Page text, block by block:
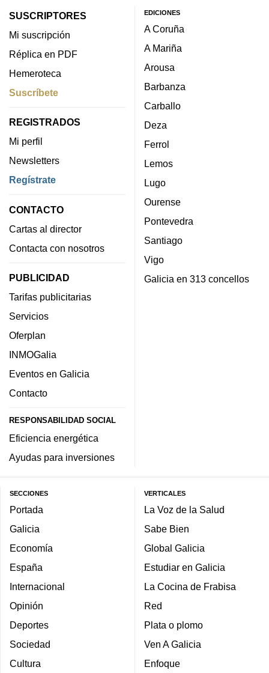
SUSCRIPTORES
Mi suscripción
Réplica en PDF
Hemeroteca
Suscríbete
REGISTRADOS
Mi perfil
Newsletters
Regístrate
CONTACTO
Cartas al director
Contacta con nosotros
PUBLICIDAD
Tarifas publicitarias
Servicios
Oferplan
INMOGalia
Eventos en Galicia
Contacto
RESPONSABILIDAD SOCIAL
Eficiencia energética
Ayudas para inversiones
EDICIONES
A Coruña
A Mariña
Arousa
Barbanza
Carballo
Deza
Ferrol
Lemos
Lugo
Ourense
Pontevedra
Santiago
Vigo
Galicia en 313 concellos
SECCIONES
Portada
Galicia
Economía
España
Internacional
Opinión
Deportes
Sociedad
Cultura
VERTICALES
La Voz de la Salud
Sabe Bien
Global Galicia
Estudiar en Galicia
La Cocina de Frabisa
Red
Plata o plomo
Ven A Galicia
Enfoque